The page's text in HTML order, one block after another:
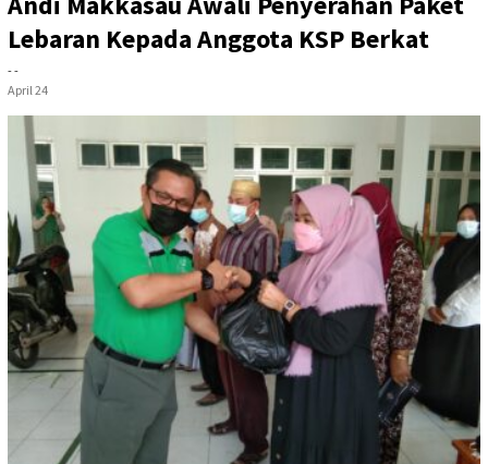
Lebaran Kepada Anggota KSP Berkat
- -
April 24